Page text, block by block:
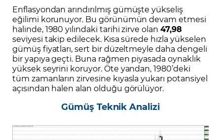
Enflasyondan arındırılmış gümüşte yükseliş
eğilimi korunuyor. Bu görünümün devam etmesi
halinde, 1980 yılındaki tarihi zirve olan 47,98
seviyesi takip edilecek. Kısa sürede hızla yükselen
gümüş fiyatları, sert bir düzeltmeyle daha dengeli
bir yapıya geçti. Buna rağmen piyasada oynaklık
yüksek seyrini koruyor. Öte yandan, 1980’deki
tüm zamanların zirvesine kıyasla yukarı potansiyel
açısından halen alan olduğu görülüyor.
Gümüş Teknik Analizi